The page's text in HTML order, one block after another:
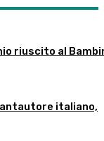
riuscito al
italiano,